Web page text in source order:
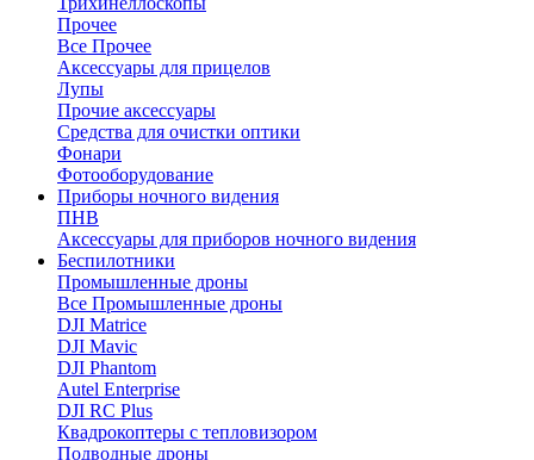
Прочее
Все Прочее
Аксессуары для прицелов
Лупы
Прочие аксессуары
Средства для очистки оптики
Фонари
Фотооборудование
Приборы ночного видения
ПНВ
Аксессуары для приборов ночного видения
Беспилотники
Промышленные дроны
Все Промышленные дроны
DJI Matrice
DJI Mavic
DJI Phantom
Autel Enterprise
DJI RC Plus
Квадрокоптеры с тепловизором
Подводные дроны